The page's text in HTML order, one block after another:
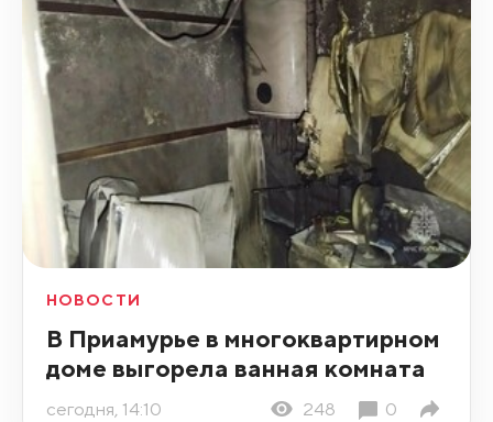
НОВОСТИ
В Приамурье в многоквартирном
доме выгорела ванная комната
сегодня, 14:10 248 0